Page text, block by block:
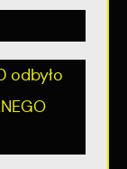
odbyło